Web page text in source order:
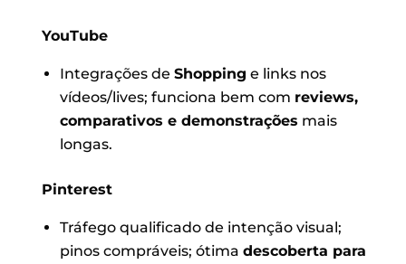
YouTube
Integrações de Shopping e links nos
vídeos/lives; funciona bem com reviews,
comparativos e demonstrações mais
longas.
Pinterest
Tráfego qualificado de intenção visual;
pinos compráveis; ótima descoberta para